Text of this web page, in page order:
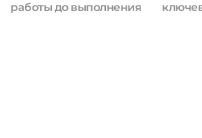
работы до выполнения